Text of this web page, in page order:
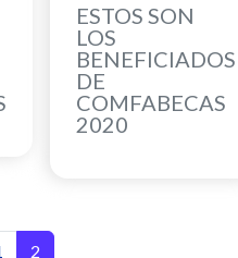
ESTOS SON
LOS
BENEFICIADOS
DE
COMFABECAS
2020
de entradas
2